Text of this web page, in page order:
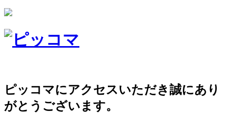
ピッコマにアクセスいただき誠にあり
がとうございます。